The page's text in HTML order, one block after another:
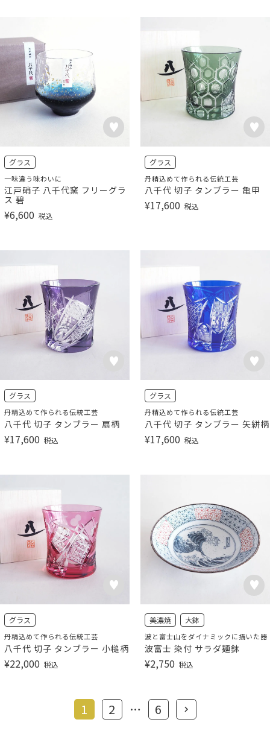
グラス
一味違う味わいに
江戸硝子 八千代窯 フリーグラ
ス 碧
¥6,600 税込
グラス
丹精込めて作られる伝統工芸
八千代 切子 タンブラー 亀甲
¥17,600 税込
グラス
丹精込めて作られる伝統工芸
八千代 切子 タンブラー 扇柄
¥17,600 税込
グラス
丹精込めて作られる伝統工芸
八千代 切子 タンブラー 矢絣柄
¥17,600 税込
グラス
丹精込めて作られる伝統工芸
八千代 切子 タンブラー 小槌柄
¥22,000 税込
美濃焼 大鉢
波と富士山をダイナミックに描いた器
波富士 染付 サラダ麺鉢
¥2,750 税込
1 2 … 6